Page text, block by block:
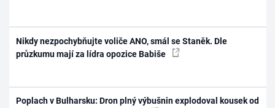
Nikdy nezpochybňujte voliče ANO, smál se Staněk. Dle
průzkumu mají za lídra opozice Babiše
Poplach v Bulharsku: Dron plný výbušnin explodoval kousek od